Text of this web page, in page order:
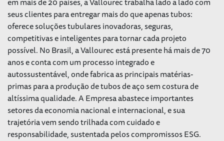
seus clientes para entregar mais do que apenas tubos:
oferece soluções tubulares inovadoras, seguras,
competitivas e inteligentes para tornar cada projeto
possível. No Brasil, a Vallourec está presente há mais de 70
anos e conta com um processo integrado e
autossustentável, onde fabrica as principais matérias-
primas para a produção de tubos de aço sem costura de
altíssima qualidade. A Empresa abastece importantes
setores da economia nacional e internacional, e sua
trajetória vem sendo trilhada com cuidado e
responsabilidade, sustentada pelos compromissos ESG.